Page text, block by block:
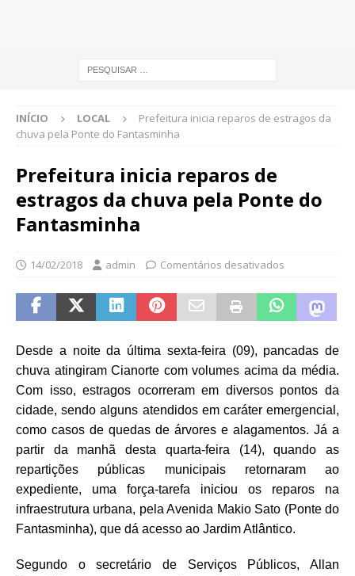
INÍCIO LOCAL
Prefeitura inicia reparos de estragos da
chuva pela Ponte do Fantasminha
Prefeitura inicia reparos de
estragos da chuva pela Ponte do
Fantasminha
14/02/2018 admin Comentários desativados
Desde a noite da última sexta-feira (09), pancadas de
chuva atingiram Cianorte com volumes acima da média.
Com isso, estragos ocorreram em diversos pontos da
cidade, sendo alguns atendidos em caráter emergencial,
como casos de quedas de árvores e alagamentos. Já a
partir da manhã desta quarta-feira (14), quando as
repartições públicas municipais retornaram ao
expediente, uma força-tarefa iniciou os reparos na
infraestrutura urbana, pela Avenida Makio Sato (Ponte do
Fantasminha), que dá acesso ao Jardim Atlântico.
Segundo o secretário de Serviços Públicos, Allan